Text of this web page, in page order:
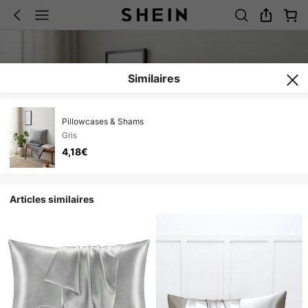
Similaires
Pillowcases & Shams
Gris
4,18€
Articles similaires